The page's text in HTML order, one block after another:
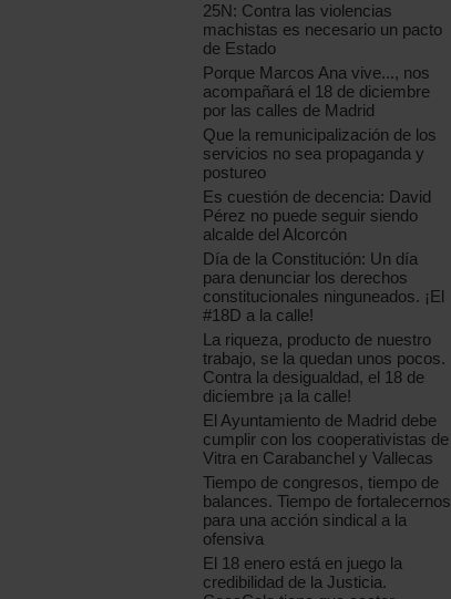
25N: Contra las violencias
machistas es necesario un pacto
de Estado
Porque Marcos Ana vive..., nos
acompañará el 18 de diciembre
por las calles de Madrid
Que la remunicipalización de los
servicios no sea propaganda y
postureo
Es cuestión de decencia: David
Pérez no puede seguir siendo
alcalde del Alcorcón
Día de la Constitución: Un día
para denunciar los derechos
constitucionales ninguneados. ¡El
#18D a la calle!
La riqueza, producto de nuestro
trabajo, se la quedan unos pocos.
Contra la desigualdad, el 18 de
diciembre ¡a la calle!
El Ayuntamiento de Madrid debe
cumplir con los cooperativistas de
Vitra en Carabanchel y Vallecas
Tiempo de congresos, tiempo de
balances. Tiempo de fortalecernos
para una acción sindical a la
ofensiva
El 18 enero está en juego la
credibilidad de la Justicia.